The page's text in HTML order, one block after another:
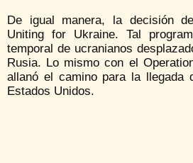
De igual manera, la decisión
Uniting for Ukraine. Tal
temporal de ucranianos
Rusia. Lo mismo con el
allanó el camino para la llegada
Estados Unidos.